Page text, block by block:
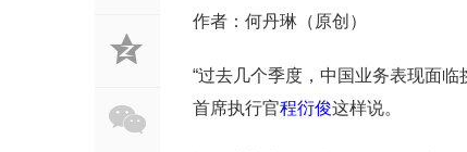
作者：何丹琳（原创）
“过去几个季度，中国业务表现面
首席执行官程衍俊这样说。